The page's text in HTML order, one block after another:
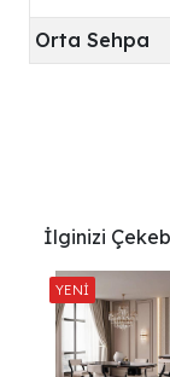
Orta Sehpa
İlginizi